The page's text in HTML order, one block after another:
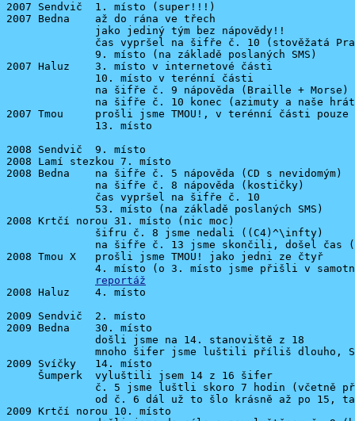
2007 Sendvič  1. místo (super!!!)
2007 Bedna    až do rána ve třech
              jako jediný tým bez nápovědy!!
čas vypršel na šifře č. 10 (stověžatá
              9. místo (na základě poslaných SMS)
2007 Haluz    3. místo v internetové části
              10. místo v terénní části
              na šifře č. 9 nápověda (Braille + Morse)
na šifře č. 10 konec (azimuty a naše
2007 Tmou     prošli jsme TMOU!, v terénní části pouze
              13. místo
2008 Sendvič  9. místo
2008 Lamí stezkou 7. místo
2008 Bedna    na šifře č. 5 nápověda (CD s nevidomým)
              na šifře č. 8 nápověda (kostičky)
              čas vypršel na šifře č. 10
              53. místo (na základě poslaných SMS)
2008 Krtčí norou 31. místo (nic moc)
              šifru č. 8 jsme nedali ((C4)^\infty)
na šifře č. 13 jsme skončili, došel čas
2008 Tmou X   prošli jsme TMOU! jako jedni ze čtyř
4. místo (o 3. místo jsme přišli v
reportáž
2008 Haluz    4. místo
2009 Sendvič  2. místo
2009 Bedna    30. místo
              došli jsme na 14. stanoviště z 18
mnoho šifer jsme luštili příliš dlouho,
2009 Svíčky   14. místo
     Šumperk  vyluštili jsem 14 z 16 šifer
č. 5 jsme luštli skoro 7 hodin (včetně
od č. 6 dál už to šlo krásně až po 15,
2009 Krtčí norou 10. místo